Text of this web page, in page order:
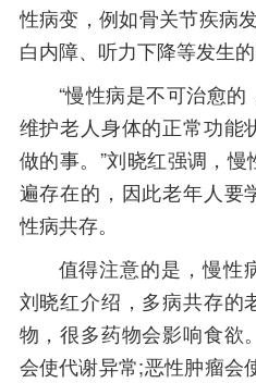
性病变，例如骨关节疾病
白内障、听力下降等发生的
“慢性病是不可治愈的
维护老人身体的正常功能
做的事。”刘晓红强调，
遍存在的，因此老年人要
性病共存。
值得注意的是，慢性
刘晓红介绍，多病共存的
物，很多药物会影响食欲
会使代谢异常;恶性肿瘤会